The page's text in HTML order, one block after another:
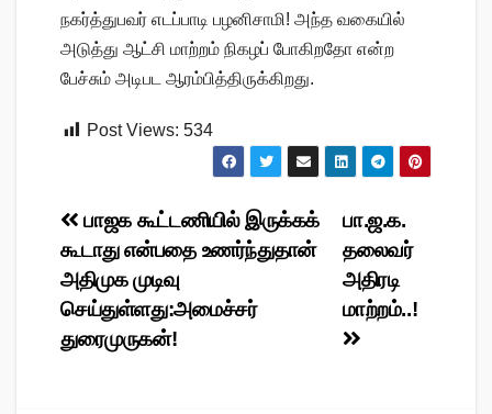
நகர்த்துபவர் எடப்பாடி பழனிசாமி! அந்த வகையில்
அடுத்து ஆட்சி மாற்றம் நிகழப் போகிறதோ என்ற
பேச்சும் அடிபட ஆரம்பித்திருக்கிறது.
Post Views: 534
Post
navigation
பா.ஜ.க.
தலைவர்
அதிரடி
மாற்றம்..!
பாஜக கூட்டணியில் இருக்கக்
கூடாது என்பதை உணர்ந்துதான்
அதிமுக முடிவு
செய்துள்ளது:அமைச்சர்
துரைமுருகன்!